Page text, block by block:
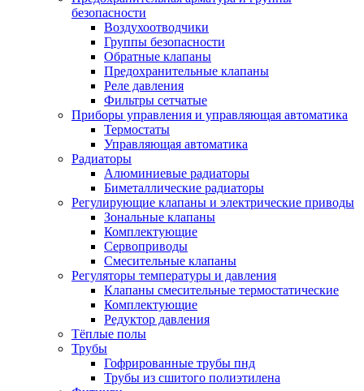
безопасности
Воздухоотводчики
Группы безопасности
Обратные клапаны
Предохранительные клапаны
Реле давления
Фильтры сетчатые
Приборы управления и управляющая автоматика
Термостаты
Управляющая автоматика
Радиаторы
Алюминиевые радиаторы
Биметаллические радиаторы
Регулирующие клапаны и электрические приводы
Зональные клапаны
Комплектующие
Сервоприводы
Смесительные клапаны
Регуляторы температуры и давления
Клапаны смесительные термостатические
Комплектующие
Редуктор давления
Тёплые полы
Трубы
Гофрированные трубы пнд
Трубы из сшитого полиэтилена